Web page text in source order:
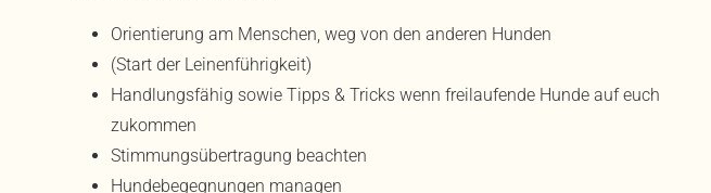
Orientierung am Menschen, weg von den anderen Hunden
(Start der Leinenführigkeit)
Handlungsfähig sowie Tipps & Tricks wenn freilaufende Hunde auf euch
zukommen
Stimmungsübertragung beachten
Hundebegegnungen managen